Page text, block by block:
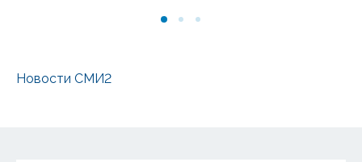
Новости СМИ2